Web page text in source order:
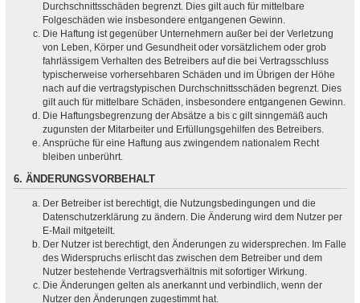
Durchschnittsschäden begrenzt. Dies gilt auch für mittelbare
Folgeschäden wie insbesondere entgangenen Gewinn.
Die Haftung ist gegenüber Unternehmern außer bei der Verletzung
von Leben, Körper und Gesundheit oder vorsätzlichem oder grob
fahrlässigem Verhalten des Betreibers auf die bei Vertragsschluss
typischerweise vorhersehbaren Schäden und im Übrigen der Höhe
nach auf die vertragstypischen Durchschnittsschäden begrenzt. Dies
gilt auch für mittelbare Schäden, insbesondere entgangenen Gewinn.
Die Haftungsbegrenzung der Absätze a bis c gilt sinngemäß auch
zugunsten der Mitarbeiter und Erfüllungsgehilfen des Betreibers.
Ansprüche für eine Haftung aus zwingendem nationalem Recht
bleiben unberührt.
6. ÄNDERUNGSVORBEHALT
Der Betreiber ist berechtigt, die Nutzungsbedingungen und die
Datenschutzerklärung zu ändern. Die Änderung wird dem Nutzer per
E-Mail mitgeteilt.
Der Nutzer ist berechtigt, den Änderungen zu widersprechen. Im Falle
des Widerspruchs erlischt das zwischen dem Betreiber und dem
Nutzer bestehende Vertragsverhältnis mit sofortiger Wirkung.
Die Änderungen gelten als anerkannt und verbindlich, wenn der
Nutzer den Änderungen zugestimmt hat.